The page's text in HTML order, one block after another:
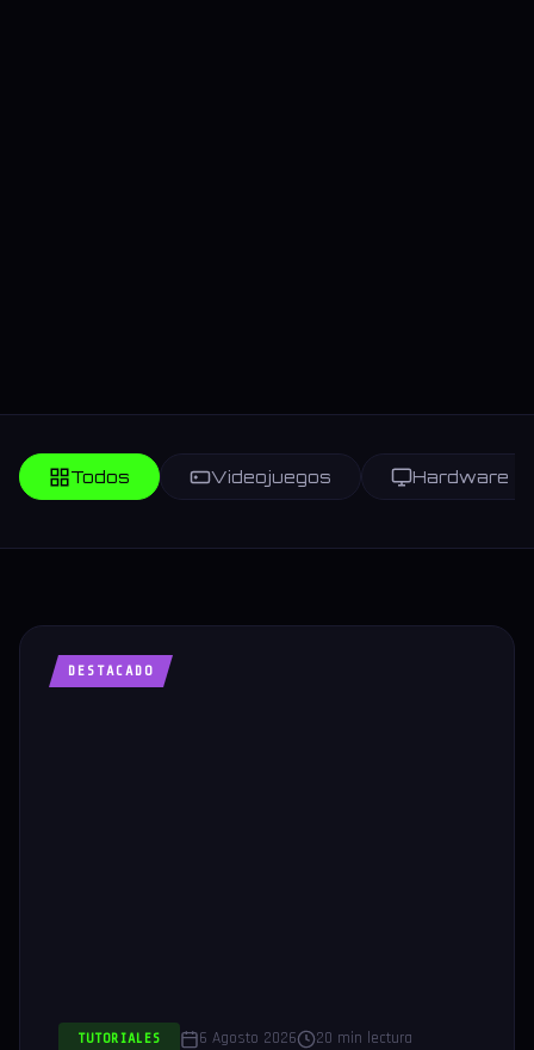
Todos Videojuegos Hardware
DESTACADO
TUTORIALES 6 Agosto 2026
20 min lectura